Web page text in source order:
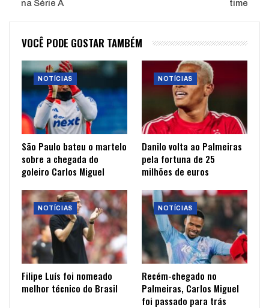
na Série A
time
VOCÊ PODE GOSTAR TAMBÉM
NOTÍCIAS
São Paulo bateu o martelo
sobre a chegada do
goleiro Carlos Miguel
NOTÍCIAS
Danilo volta ao Palmeiras
pela fortuna de 25
milhões de euros
NOTÍCIAS
Filipe Luís foi nomeado
melhor técnico do Brasil
NOTÍCIAS
Recém-chegado no
Palmeiras, Carlos Miguel
foi passado para trás